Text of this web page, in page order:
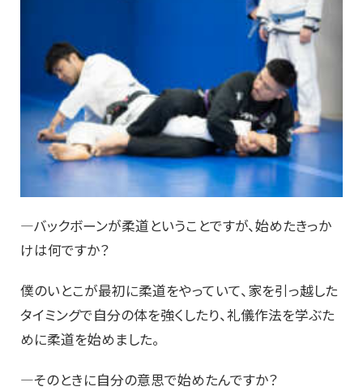
―バックボーンが柔道ということですが、始めたきっか
けは何ですか？
僕のいとこが最初に柔道をやっていて、家を引っ越した
タイミングで自分の体を強くしたり、礼儀作法を学ぶた
めに柔道を始めました。
―そのときに自分の意思で始めたんですか？